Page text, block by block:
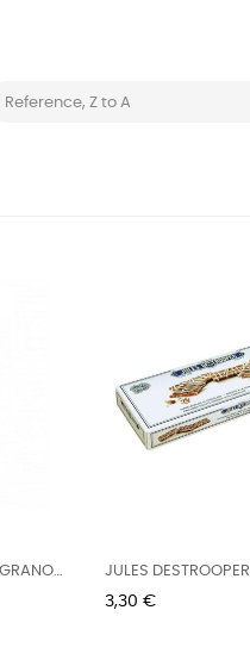
Reference, Z to A
JULES DESTROOPER
GALLETAS...
Precio
3,30 €